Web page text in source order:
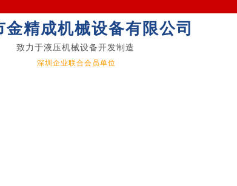
致力于液压机械设备开发制造
金精成机械设备有限公司
深圳企业联合会员单位